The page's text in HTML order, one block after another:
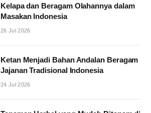
Kelapa dan Beragam Olahannya dalam
Masakan Indonesia
26 Jul 2026
Ketan Menjadi Bahan Andalan Beragam
Jajanan Tradisional Indonesia
24 Jul 2026